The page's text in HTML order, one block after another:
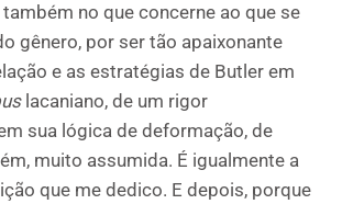
no que concerne ao que se
gênero, por ser tão apaixonante
e as estratégias de Butler em
lacaniano, de um rigor
sua lógica de deformação, de
muito assumida. É igualmente a
que me dedico. E depois, porque